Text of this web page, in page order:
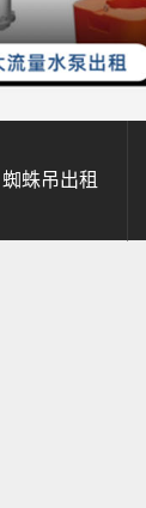
蜘蛛吊出租